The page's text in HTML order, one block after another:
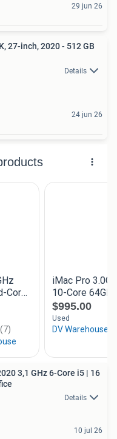
29 jun 26
27-inch, 2020 - 512 GB
Details
24 jun 26
3,1 GHz 6-Core i5 | 16
Details
10 jul 26